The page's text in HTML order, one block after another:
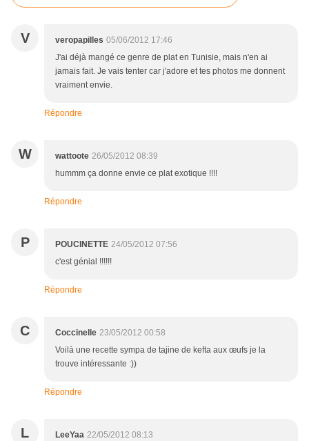
V veropapilles 05/06/2012 17:46
J'ai déjà mangé ce genre de plat en Tunisie, mais n'en ai
jamais fait. Je vais tenter car j'adore et tes photos me donnent
vraiment envie.
Répondre
W wattoote 26/05/2012 08:39
hummm ça donne envie ce plat exotique !!!!
Répondre
P POUCINETTE 24/05/2012 07:56
c'est génial !!!!!!
Répondre
C Coccinelle 23/05/2012 00:58
Voilà une recette sympa de tajine de kefta aux œufs je la
trouve intéressante :))
Répondre
L LeeYaa 22/05/2012 08:13